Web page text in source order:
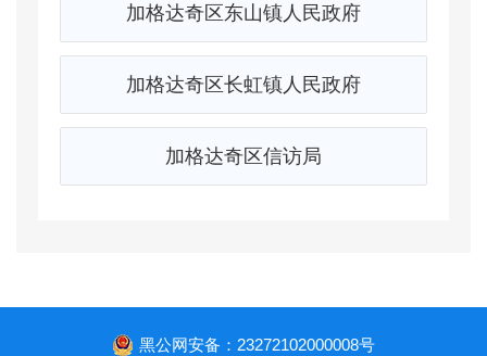
加格达奇区东山镇人民政府
加格达奇区长虹镇人民政府
加格达奇区信访局
黑公网安备：23272102000008号